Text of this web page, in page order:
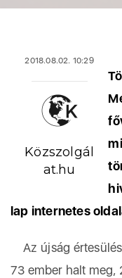
2018.08.02. 10:29
Közszolgál
at.hu
lap internetes
Az újság
73 ember halt